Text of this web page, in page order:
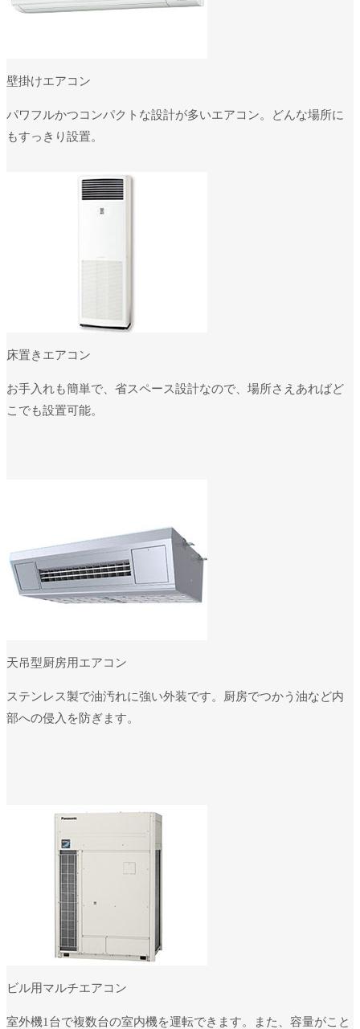
壁掛けエアコン
パワフルかつコンパクトな設計が多いエアコン。どんな場所に
もすっきり設置。
床置きエアコン
お手入れも簡単で、省スペース設計なので、場所さえあればど
こでも設置可能。
天吊型厨房用エアコン
ステンレス製で油汚れに強い外装です。厨房でつかう油など内
部への侵入を防ぎます。
ビル用マルチエアコン
室外機1台で複数台の室内機を運転できます。また、容量がこと